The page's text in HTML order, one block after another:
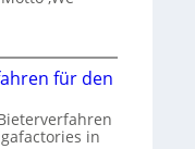
für den
in